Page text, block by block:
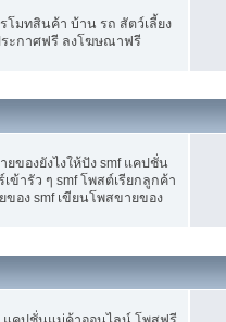
โมทสินค้า บ้าน รถ สัตว์เลี้ยง
ประกาศฟรี ลงโฆษณาฟรี
ของยังไงให้ปัง smf แคปชั่น
ารัว ๆ smf โพสต์เรียกลูกค้า
อง smf เขียนโพสขายของ